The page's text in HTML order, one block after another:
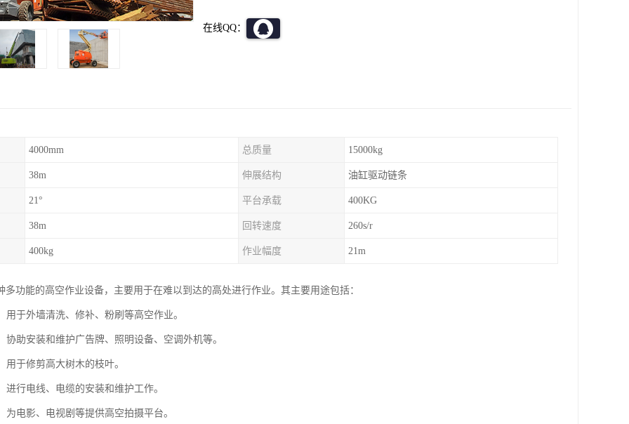
在线QQ：
4000mm 总质量 15000kg
38m 伸展结构 油缸驱动链条
21° 平台承载 400KG
38m 回转速度 260s/r
400kg 作业幅度 21m
多功能的高空作业设备，主要用于在难以到达的高处进行作业。其主要用途包括：
用于外墙清洗、修补、粉刷等高空作业。
协助安装和维护广告牌、照明设备、空调外机等。
用于修剪高大树木的枝叶。
进行电线、电缆的安装和维护工作。
为电影、电视剧等提供高空拍摄平台。